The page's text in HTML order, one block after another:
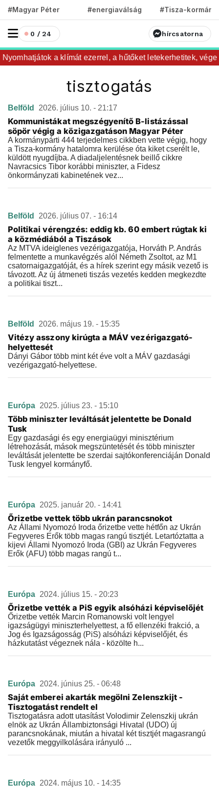
#Magyar Péter #energiaválság #Tisza-kormány
0 / 24 hírcsatorna
a klímát ezerrel, a hűtőket letekerhetitek, vége
tisztogatás
Belföld 2026. július 10. - 21:17
Kommunistákat megszégyenítő B-listázással
söpör végig a közigazgatáson Magyar Péter
A kormánypárti 444 terjedelmes cikkben vette végig, hogy
a Tisza-kormány hatalomra kerülése óta kiket cserélt le,
küldött nyugdíjba. A diadaljelentésnek beillő cikkre
Navracsics Tibor korábbi miniszter, a Fidesz
önkormányzati kabinetének vez...
Belföld 2026. július 07. - 16:14
Politikai vérengzés: eddig kb. 60 embert rúgtak ki
a közmédiából a Tiszások
Az MTVA ideiglenes vezérigazgatója, Horváth P. András
felmentette a munkavégzés alól Németh Zsoltot, az M1
csatornaigazgatóját, és a hírek szerint egy másik vezető is
távozott. Az új átmeneti tiszás vezetés kedden megkezdte
a politikai tiszt...
Belföld 2026. május 19. - 15:35
Vitézy asszony kirúgta a MÁV vezérigazgató-
helyettesét
Dányi Gábor több mint két éve volt a MÁV gazdasági
vezérigazgató-helyettese.
Európa 2025. július 23. - 15:10
Több miniszter leváltását jelentette be Donald
Tusk
Egy gazdasági és egy energiaügyi minisztérium
létrehozását, mások megszüntetését és több miniszter
leváltását jelentette be szerdai sajtókonferenciáján Donald
Tusk lengyel kormányfő.
Európa 2025. január 20. - 14:41
Őrizetbe vettek több ukrán parancsnokot
Az Állami Nyomozó Iroda őrizetbe vette hétfőn az Ukrán
Fegyveres Erők több magas rangú tisztjét. Letartóztatta a
kijevi Állami Nyomozó Iroda (GBI) az Ukrán Fegyveres
Erők (AFU) több magas rangú t...
Európa 2024. július 15. - 20:23
Őrizetbe vették a PiS egyik alsóházi képviselőjét
Őrizetbe vették Marcin Romanowski volt lengyel
igazságügyi miniszterhelyettest, a fő ellenzéki frakció, a
Jog és Igazságosság (PiS) alsóházi képviselőjét, és
házkutatást végeznek nála - közölte h...
Európa 2024. június 25. - 06:48
Saját emberei akarták megölni Zelenszkijt -
Tisztogatást rendelt el
Tisztogatásra adott utasítást Volodimir Zelenszkij ukrán
elnök az Ukrán Állambiztonsági Hivatal (UDO) új
parancsnokának, miután a hivatal két tisztjét magasrangú
vezetők meggyilkolására irányuló ...
Európa 2024. május 10. - 14:35